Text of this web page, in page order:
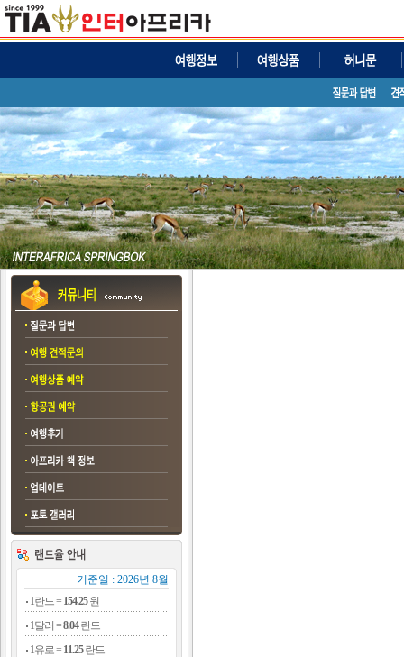
기준일 : 2026년 8월
1란드 = 154.25원
1달러 =8.04란드
1유로 = 11.25란드